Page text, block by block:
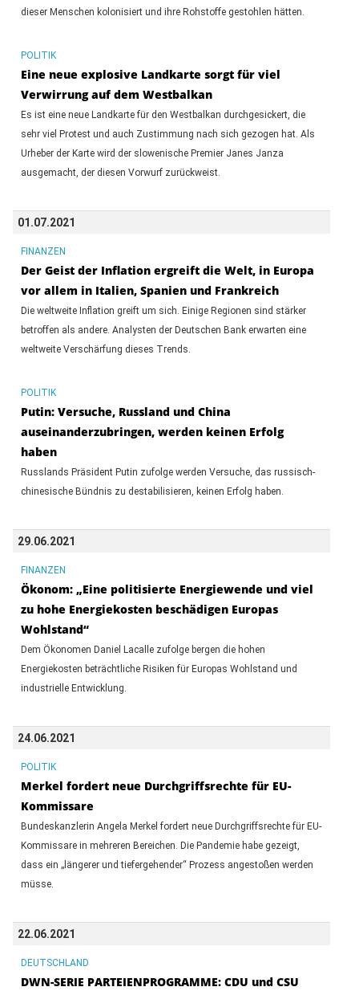
dieser Menschen kolonisiert und ihre Rohstoffe gestohlen hätten.
POLITIK
Eine neue explosive Landkarte sorgt für viel
Verwirrung auf dem Westbalkan
Es ist eine neue Landkarte für den Westbalkan durchgesickert, die
sehr viel Protest und auch Zustimmung nach sich gezogen hat. Als
Urheber der Karte wird der slowenische Premier Janes Janza
ausgemacht, der diesen Vorwurf zurückweist.
01.07.2021
FINANZEN
Der Geist der Inflation ergreift die Welt, in Europa
vor allem in Italien, Spanien und Frankreich
Die weltweite Inflation greift um sich. Einige Regionen sind stärker
betroffen als andere. Analysten der Deutschen Bank erwarten eine
weltweite Verschärfung dieses Trends.
POLITIK
Putin: Versuche, Russland und China
auseinanderzubringen, werden keinen Erfolg
haben
Russlands Präsident Putin zufolge werden Versuche, das russisch-
chinesische Bündnis zu destabilisieren, keinen Erfolg haben.
29.06.2021
FINANZEN
Ökonom: „Eine politisierte Energiewende und viel
zu hohe Energiekosten beschädigen Europas
Wohlstand“
Dem Ökonomen Daniel Lacalle zufolge bergen die hohen
Energiekosten beträchtliche Risiken für Europas Wohlstand und
industrielle Entwicklung.
24.06.2021
POLITIK
Merkel fordert neue Durchgriffsrechte für EU-
Kommissare
Bundeskanzlerin Angela Merkel fordert neue Durchgriffsrechte für EU-
Kommissare in mehreren Bereichen. Die Pandemie habe gezeigt,
dass ein „längerer und tiefergehender“ Prozess angestoßen werden
müsse.
22.06.2021
DEUTSCHLAND
DWN-SERIE PARTEIENPROGRAMME: CDU und CSU